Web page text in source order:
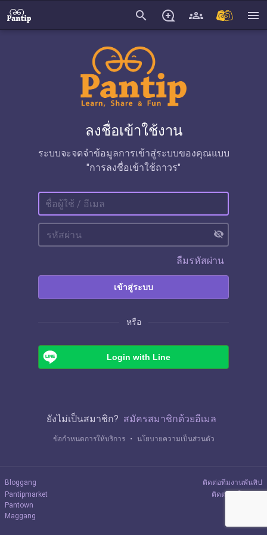
search menu
ลงชื่อเข้าใช้งาน
ระบบจะจดจำข้อมูลการเข้าสู่ระบบของคุณแบบ
"การลงชื่อเข้าใช้ถาวร"
visibility_off
ลืมรหัสผ่าน
เข้าสู่ระบบ
หรือ
Login with Line
ยังไม่เป็นสมาชิก? สมัครสมาชิกด้วยอีเมล
ข้อกำหนดการให้บริการ ・ นโยบายความเป็นส่วนตัว
Bloggang
Pantipmarket
Pantown
Maggang
ติดต่อทีมงานพันทิป
ติดต่อลงโฆษณา